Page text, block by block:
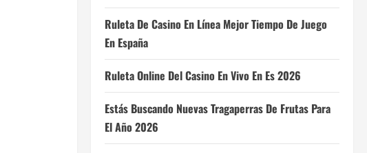
Ruleta De Casino En Línea Mejor Tiempo De Juego
En España
Ruleta Online Del Casino En Vivo En Es 2026
Estás Buscando Nuevas Tragaperras De Frutas Para
El Año 2026